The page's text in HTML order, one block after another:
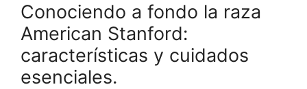
Conociendo a fondo la raza
American Stanford:
características y cuidados
esenciales.